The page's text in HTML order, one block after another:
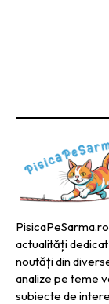
actualități
noutăți din
analize pe teme
subiecte de